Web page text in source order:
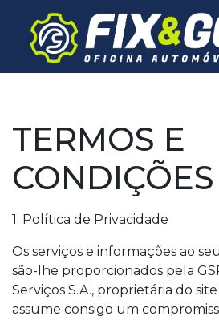
TERMOS E
CONDIÇÕES
1. Política de Privacidade
Os serviços e informações ao
são-lhe proporcionados pela
Serviços S.A., proprietária do
assume consigo um